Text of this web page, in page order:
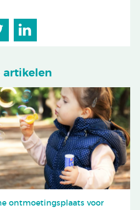
artikelen
ontmoetingsplaats voor